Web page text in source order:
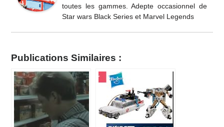
toutes les gammes. Adepte occasionnel de
Star wars Black Series et Marvel Legends
Publications Similaires :